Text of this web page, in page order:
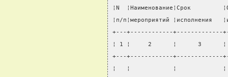
¦N  ¦Наименование¦Срок
¦п/п¦мероприятий ¦исполнения
+---+------------+-------------
¦ 1 ¦     2      ¦      3
+---+------------+-------------
¦   ¦            ¦